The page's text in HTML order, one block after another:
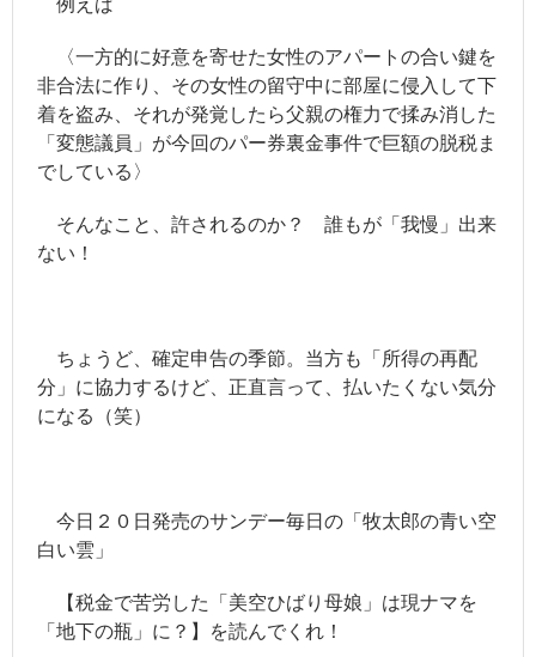
- 「ここだけの話」バックナンバー
- 「旧_編集長ヘッドライン日記」 バックナンバー
- ツイッター
- 日本魁新聞社物語
〈一方的に好意を寄せた女性のアパートの合い鍵を
非合法に作り、その女性の留守中に部屋に侵入して下
着を盗み、それが発覚したら父親の権力で揉み消した
「変態議員」が今回のパー券裏金事件で巨額の脱税ま
でしている〉
そんなこと、許されるのか？ 誰もが「我慢」出来
ない！
ちょうど、確定申告の季節。当方も「所得の再配
分」に協力するけど、正直言って、払いたくない気分
になる（笑）
今日２０日発売のサンデー毎日の「牧太郎の青い空
白い雲」
【税金で苦労した「美空ひばり母娘」は現ナマを
「地下の瓶」に？】を読んでくれ！